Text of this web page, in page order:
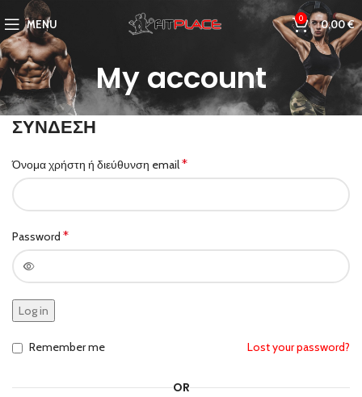
MENU 0 0,00€
My account
ΣΎΝΔΕΣΗ
Όνομα χρήστη ή διεύθυνση email*
Password *
Log in
Lost your password?
Remember me
OR